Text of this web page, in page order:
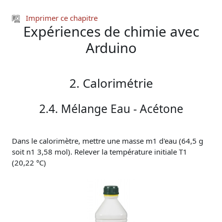
Imprimer ce chapitre
Expériences de chimie avec
Arduino
2. Calorimétrie
2.4. Mélange Eau - Acétone
Dans le calorimètre, mettre une masse m1 d'eau (64,5 g
soit n1 3,58 mol). Relever la température initiale T1
(20,22 °C)